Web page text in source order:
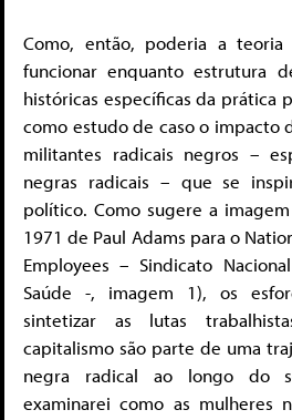
Como, então, poderia a teoria
funcionar enquanto estrutura
históricas específicas da prática
como estudo de caso o impacto
militantes radicais negros –
negras radicais – que se
político. Como sugere a
1971 de Paul Adams para o
Employees – Sindicato
Saúde -, imagem 1), os
sintetizar as lutas
capitalismo são parte de uma
negra radical ao longo do
examinarei como as mulheres